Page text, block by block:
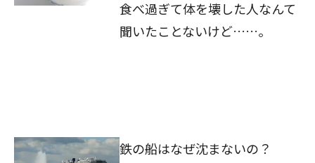
食べ過ぎて体を壊した人なんて
聞いたことないけど……。
鉄の船はなぜ沈まないの？